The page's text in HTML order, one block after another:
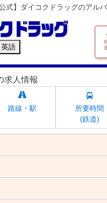
式】ダイコクドラッグのアル
英語
求人情報
路線・駅
所要時間
(鉄道)